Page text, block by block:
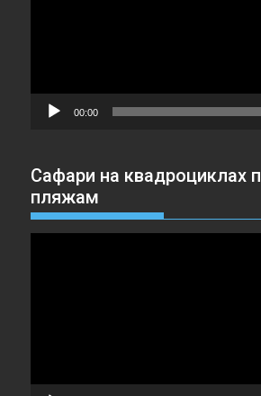
00:00
Сафари на квадроциклах
пляжам